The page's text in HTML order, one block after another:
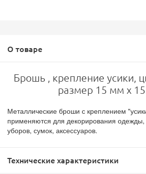
О товаре
Брошь , крепление усики,
размер 15 мм х
Металлические броши с креплением
применяются для декорирования одежды,
уборов, сумок, аксессуаров.
Технические характеристики